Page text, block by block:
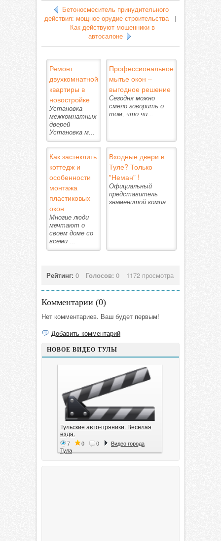
Бетоносмеситель принудительного
действия: мощное орудие строительства|
Как действуют мошенники в
автосалоне
Ремонт
двухкомнатной
квартиры в
новостройке
Установка
межкомнатных
дверей
Установка м...
Профессиональное
мытье окон –
выгодное решение
Сегодня можно
смело говорить о
том, что чи...
Как застеклить
коттедж и
особенности
монтажа
пластиковых
окон
Многие люди
мечтают о
своем доме со
всеми ...
Входные двери в
Туле? Только
"Неман" !
Официальный
представитель
знаменитой компа...
Рейтинг: 0 Голосов: 0 1172 просмотра
Комментарии (0)
Нет комментариев. Ваш будет первым!
Добавить комментарий
НОВОЕ ВИДЕО ТУЛЫ
Тульские авто-пряники. Весёлая
езда.
7 0 0
Видео города
Тула